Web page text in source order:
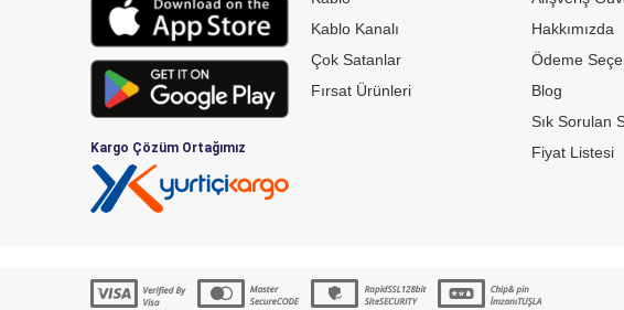
Kargo Çözüm Ortağımız
Kablo Kanalı
Çok Satanlar
Fırsat Ürünleri
Hakkımızda
Ödeme
Blog
Sık Sorulan
Fiyat Listesi